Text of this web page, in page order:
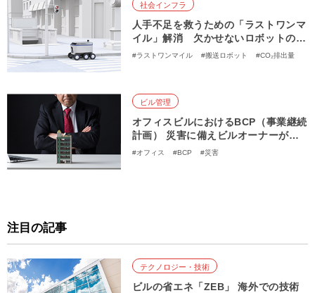
社会インフラ
人手不足を救うための「ラストワンマ
イル」解消 欠かせないロボットの仕
事の数々
#ラストワンマイル #搬送ロボット #CO₂排出量
ビル管理
オフィスビルにおけるBCP（事業継続
計画） 災害に備えビルオーナーが取
り組むべきことは？
#オフィス #BCP #災害
注目の記事
テクノロジー・技術
ビルの省エネ「ZEB」 海外での技術